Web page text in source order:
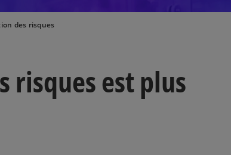
des risques
risques est plus